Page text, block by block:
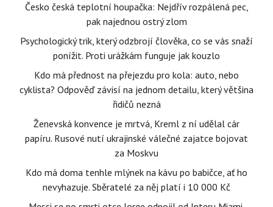
Česko česká teplotní houpačka: Nejdřív rozpálená pec,
pak najednou ostrý zlom
Psychologický trik, který odzbrojí člověka, co se vás snaží
ponížit. Proti urážkám funguje jak kouzlo
Kdo má přednost na přejezdu pro kola: auto, nebo
cyklista? Odpověď závisí na jednom detailu, který většina
řidičů nezná
Ženevská konvence je mrtvá, Kreml z ní udělal cár
papíru. Rusové nutí ukrajinské válečné zajatce bojovat
za Moskvu
Kdo má doma tenhle mlýnek na kávu po babičce, ať ho
nevyhazuje. Sběratelé za něj platí i 10 000 Kč